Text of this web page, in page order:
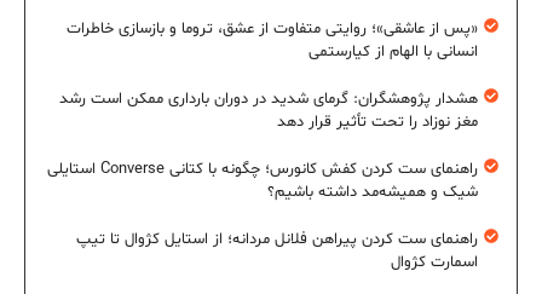
«پس از عاشقی»؛ روایتی متفاوت از عشق، تروما و بازسازی خاطرات
انسانی با الهام از کیارستمی
هشدار پژوهشگران: گرمای شدید در دوران بارداری ممکن است رشد
مغز نوزاد را تحت تأثیر قرار دهد
راهنمای ست کردن کفش کانورس؛ چگونه با کتانی Converse استایلی
شیک و همیشه‌مد داشته باشیم؟
راهنمای ست کردن پیراهن فلانل مردانه؛ از استایل کژوال تا تیپ
اسمارت کژوال